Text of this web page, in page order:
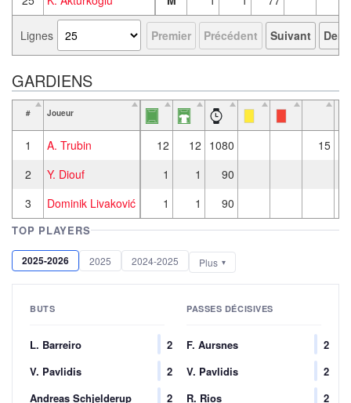
Lignes Premier Précédent Suivant
GARDIENS
# Joueur
1 A. Trubin 12 12 1080
15
2
Y. Diouf 1 1
90
3
Dominik Livaković 1 1 90
TOP PLAYERS
2025-2026 2025 2024-2025 Plus
BUTS
L. Barreiro
2
V. Pavlidis
2
Andreas Schjelderup
2
PASSES DÉCISIVES
F. Aursnes
2
V. Pavlidis
2
R. Rios
2